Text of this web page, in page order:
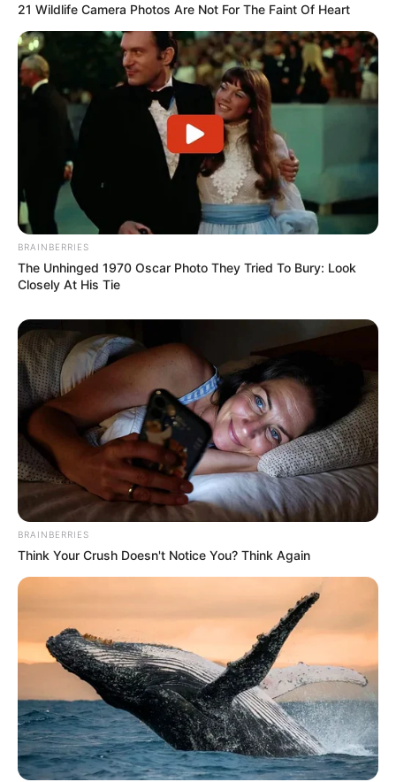
21 Wildlife Camera Photos Are Not For The Faint Of Heart
BRAINBERRIES
The Unhinged 1970 Oscar Photo They Tried To Bury: Look
Closely At His Tie
BRAINBERRIES
Think Your Crush Doesn't Notice You? Think Again